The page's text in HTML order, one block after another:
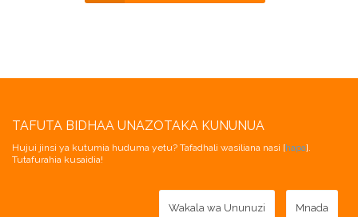
TAFUTA BIDHAA UNAZOTAKA KUNUNUA
Hujui jinsi ya kutumia huduma yetu? Tafadhali wasiliana nasi [hapa].
Tutafurahia kusaidia!
Wakala wa Ununuzi Mnada